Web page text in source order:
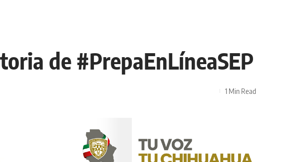
de #PrepaEnLíneaSEP
1 Min Read